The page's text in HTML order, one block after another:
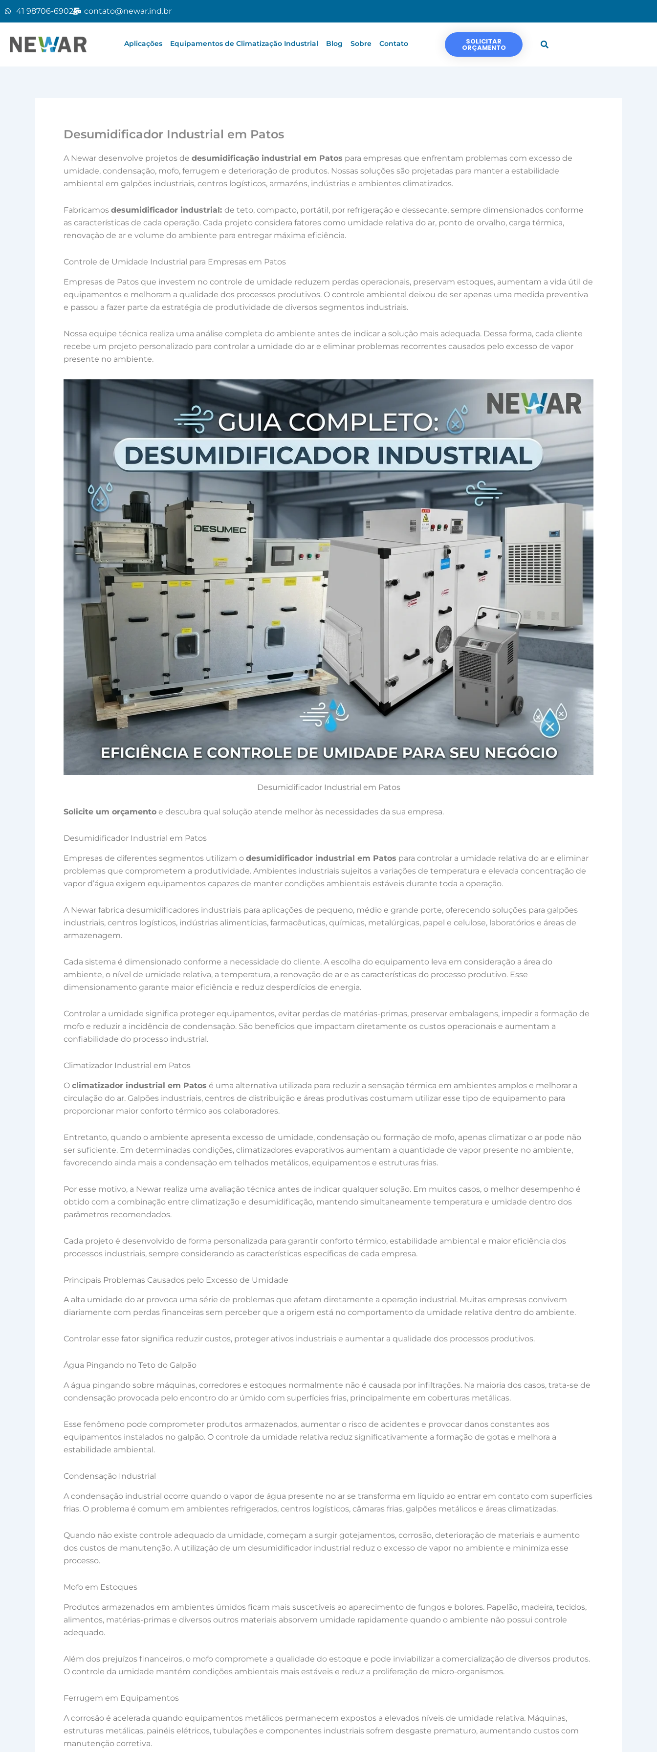
conteúdo
41 98706-6902 contato@newar.ind.br
Aplicações Equipamentos de Climatização Industrial Blog Sobre Contato SOLICITAR
ORÇAMENTO
Desumidificador Industrial em Patos
A Newar desenvolve projetos de desumidificação industrial em Patos para empresas que enfrentam problemas com excesso de
umidade, condensação, mofo, ferrugem e deterioração de produtos. Nossas soluções são projetadas para manter a estabilidade
ambiental em galpões industriais, centros logísticos, armazéns, indústrias e ambientes climatizados.
Fabricamos desumidificador industrial: de teto, compacto, portátil, por refrigeração e dessecante, sempre dimensionados conforme
as características de cada operação. Cada projeto considera fatores como umidade relativa do ar, ponto de orvalho, carga térmica,
renovação de ar e volume do ambiente para entregar máxima eficiência.
Controle de Umidade Industrial para Empresas em Patos
Empresas de Patos que investem no controle de umidade reduzem perdas operacionais, preservam estoques, aumentam a vida útil de
equipamentos e melhoram a qualidade dos processos produtivos. O controle ambiental deixou de ser apenas uma medida preventiva
e passou a fazer parte da estratégia de produtividade de diversos segmentos industriais.
Nossa equipe técnica realiza uma análise completa do ambiente antes de indicar a solução mais adequada. Dessa forma, cada cliente
recebe um projeto personalizado para controlar a umidade do ar e eliminar problemas recorrentes causados pelo excesso de vapor
presente no ambiente.
Desumidificador Industrial em Patos
Solicite um orçamento e descubra qual solução atende melhor às necessidades da sua empresa.
Desumidificador Industrial em Patos
Empresas de diferentes segmentos utilizam o desumidificador industrial em Patos para controlar a umidade relativa do ar e eliminar
problemas que comprometem a produtividade. Ambientes industriais sujeitos a variações de temperatura e elevada concentração de
vapor d’água exigem equipamentos capazes de manter condições ambientais estáveis durante toda a operação.
A Newar fabrica desumidificadores industriais para aplicações de pequeno, médio e grande porte, oferecendo soluções para galpões
industriais, centros logísticos, indústrias alimentícias, farmacêuticas, químicas, metalúrgicas, papel e celulose, laboratórios e áreas de
armazenagem.
Cada sistema é dimensionado conforme a necessidade do cliente. A escolha do equipamento leva em consideração a área do
ambiente, o nível de umidade relativa, a temperatura, a renovação de ar e as características do processo produtivo. Esse
dimensionamento garante maior eficiência e reduz desperdícios de energia.
Controlar a umidade significa proteger equipamentos, evitar perdas de matérias-primas, preservar embalagens, impedir a formação de
mofo e reduzir a incidência de condensação. São benefícios que impactam diretamente os custos operacionais e aumentam a
confiabilidade do processo industrial.
Climatizador Industrial em Patos
O climatizador industrial em Patos é uma alternativa utilizada para reduzir a sensação térmica em ambientes amplos e melhorar a
circulação do ar. Galpões industriais, centros de distribuição e áreas produtivas costumam utilizar esse tipo de equipamento para
proporcionar maior conforto térmico aos colaboradores.
Entretanto, quando o ambiente apresenta excesso de umidade, condensação ou formação de mofo, apenas climatizar o ar pode não
ser suficiente. Em determinadas condições, climatizadores evaporativos aumentam a quantidade de vapor presente no ambiente,
favorecendo ainda mais a condensação em telhados metálicos, equipamentos e estruturas frias.
Por esse motivo, a Newar realiza uma avaliação técnica antes de indicar qualquer solução. Em muitos casos, o melhor desempenho é
obtido com a combinação entre climatização e desumidificação, mantendo simultaneamente temperatura e umidade dentro dos
parâmetros recomendados.
Cada projeto é desenvolvido de forma personalizada para garantir conforto térmico, estabilidade ambiental e maior eficiência dos
processos industriais, sempre considerando as características específicas de cada empresa.
Principais Problemas Causados pelo Excesso de Umidade
A alta umidade do ar provoca uma série de problemas que afetam diretamente a operação industrial. Muitas empresas convivem
diariamente com perdas financeiras sem perceber que a origem está no comportamento da umidade relativa dentro do ambiente.
Controlar esse fator significa reduzir custos, proteger ativos industriais e aumentar a qualidade dos processos produtivos.
Água Pingando no Teto do Galpão
A água pingando sobre máquinas, corredores e estoques normalmente não é causada por infiltrações. Na maioria dos casos, trata-se de
condensação provocada pelo encontro do ar úmido com superfícies frias, principalmente em coberturas metálicas.
Esse fenômeno pode comprometer produtos armazenados, aumentar o risco de acidentes e provocar danos constantes aos
equipamentos instalados no galpão. O controle da umidade relativa reduz significativamente a formação de gotas e melhora a
estabilidade ambiental.
Condensação Industrial
A condensação industrial ocorre quando o vapor de água presente no ar se transforma em líquido ao entrar em contato com superfícies
frias. O problema é comum em ambientes refrigerados, centros logísticos, câmaras frias, galpões metálicos e áreas climatizadas.
Quando não existe controle adequado da umidade, começam a surgir gotejamentos, corrosão, deterioração de materiais e aumento
dos custos de manutenção. A utilização de um desumidificador industrial reduz o excesso de vapor no ambiente e minimiza esse
processo.
Mofo em Estoques
Produtos armazenados em ambientes úmidos ficam mais suscetíveis ao aparecimento de fungos e bolores. Papelão, madeira, tecidos,
alimentos, matérias-primas e diversos outros materiais absorvem umidade rapidamente quando o ambiente não possui controle
adequado.
Além dos prejuízos financeiros, o mofo compromete a qualidade do estoque e pode inviabilizar a comercialização de diversos produtos.
O controle da umidade mantém condições ambientais mais estáveis e reduz a proliferação de micro-organismos.
Ferrugem em Equipamentos
A corrosão é acelerada quando equipamentos metálicos permanecem expostos a elevados níveis de umidade relativa. Máquinas,
estruturas metálicas, painéis elétricos, tubulações e componentes industriais sofrem desgaste prematuro, aumentando custos com
manutenção corretiva.